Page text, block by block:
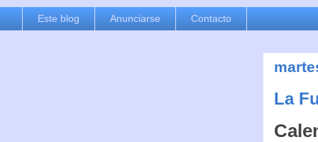
Este blog Anunciarse Contacto
La